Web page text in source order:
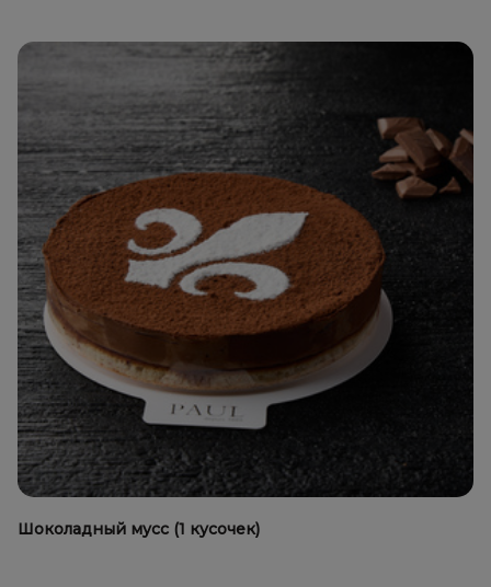
Шоколадный мусс (1 кусочек)